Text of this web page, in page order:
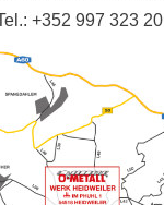
+352 997 323 20